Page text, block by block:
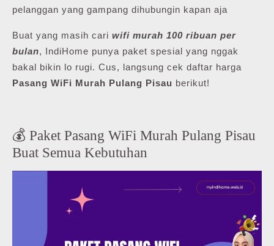
pelanggan yang gampang dihubungin kapan aja
Buat yang masih cari wifi murah 100 ribuan per
bulan, IndiHome punya paket spesial yang nggak
bakal bikin lo rugi. Cus, langsung cek daftar harga
Pasang WiFi Murah Pulang Pisau berikut!
💰 Paket Pasang WiFi Murah Pulang Pisau
Buat Semua Kebutuhan